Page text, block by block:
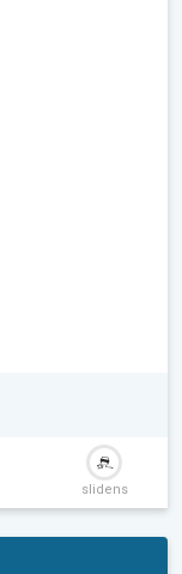
slidens